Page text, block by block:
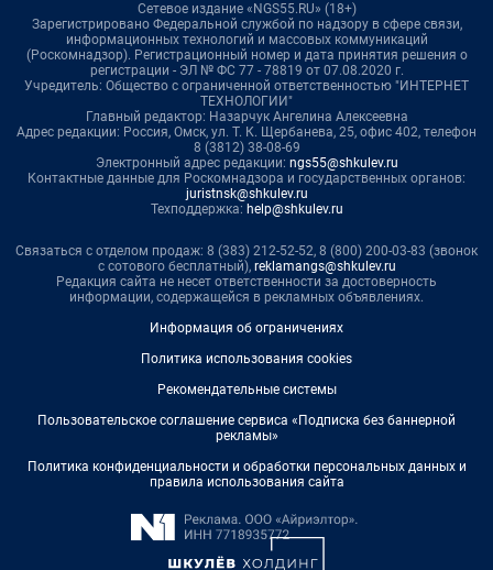
Сетевое издание «NGS55.RU» (18+)
Зарегистрировано Федеральной службой по надзору в сфере связи,
информационных технологий и массовых коммуникаций
(Роскомнадзор). Регистрационный номер и дата принятия решения о
регистрации - ЭЛ № ФС 77 - 78819 от 07.08.2020 г.
Учредитель: Общество с ограниченной ответственностью "ИНТЕРНЕТ
ТЕХНОЛОГИИ"
Главный редактор: Назарчук Ангелина Алексеевна
Адрес редакции: Россия, Омск, ул. Т. К. Щербанева, 25, офис 402, телефон
8 (3812) 38-08-69
Электронный адрес редакции: ngs55@shkulev.ru
Контактные данные для Роскомнадзора и государственных органов:
juristnsk@shkulev.ru
Техподдержка: help@shkulev.ru
Связаться с отделом продаж: 8 (383) 212-52-52, 8 (800) 200-03-83 (звонок
с сотового бесплатный), reklamangs@shkulev.ru
Редакция сайта не несет ответственности за достоверность
информации, содержащейся в рекламных объявлениях.
Информация об ограничениях
Политика использования cookies
Рекомендательные системы
Пользовательское соглашение сервиса «Подписка без баннерной
рекламы»
Политика конфиденциальности и обработки персональных данных и
правила использования сайта